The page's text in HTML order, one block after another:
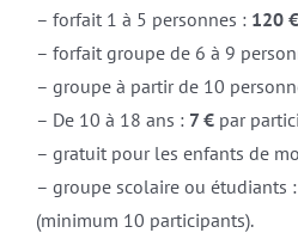
– forfait 1 à 5 personnes : 120 €
– forfait groupe de 6 à 9
– groupe à partir de 10
– De 10 à 18 ans : 7 € par
– gratuit pour les enfants de
– groupe scolaire ou étudiants :
(minimum 10 participants).